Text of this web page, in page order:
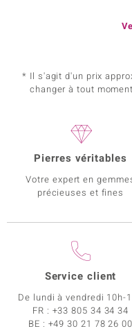
* Il s'agit d'un prix
changer à tout
Pierres véritables
Votre expert en
précieuses et fines
Service client
De lundi à vendredi 10h-
FR : +33 805 34 34 34
BE : +49 30 21 78 26 00